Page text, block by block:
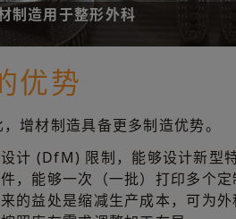
制造用于整形外科
材制造用于整形外科
优势
增材制造具备更多制造优势。
计 (DfM) 限制，能够设计新型
，能够一次（一批）打印多个
的益处是缩减生产成本，可为